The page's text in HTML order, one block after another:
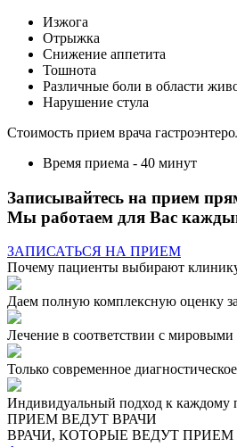
Изжога
Отрыжка
Снижение аппетита
Тошнота
Различные боли в области
Нарушение стула
Стоимость прием врача
Время приема - 40 минут
Записывайтесь на прием
Мы работаем для Вас
ЗАПИСАТЬСЯ НА ПРИЕМ
Почему пациенты выбирают
Даем полную комплексную оценку
Лечение в соответствии с
Только современное
Индивидуальный подход к каждому
ПРИЕМ ВЕДУТ ВРАЧИ
ВРАЧИ, КОТОРЫЕ ВЕДУТ